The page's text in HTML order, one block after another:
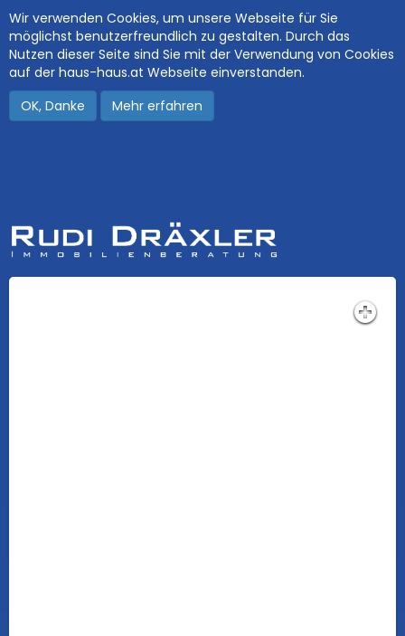
Wir verwenden Cookies, um unsere Webseite für Sie
möglichst benutzerfreundlich zu gestalten. Durch das
Nutzen dieser Seite sind Sie mit der Verwendung von Cookies
auf der haus-haus.at Webseite einverstanden.
OK, Danke
Mehr erfahren